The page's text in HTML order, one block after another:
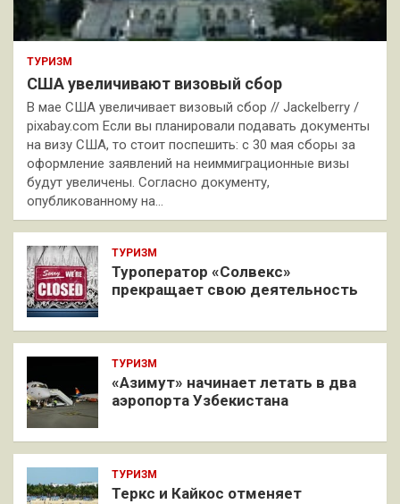
ТУРИЗМ
США увеличивают визовый сбор
В мае США увеличивает визовый сбор // Jackelberry /
pixabay.com Если вы планировали подавать документы
на визу США, то стоит поспешить: с 30 мая сборы за
оформление заявлений на неиммиграционные визы
будут увеличены. Согласно документу,
опубликованному на…
ТУРИЗМ
Туроператор «Солвекс»
прекращает свою деятельность
ТУРИЗМ
«Азимут» начинает летать в два
аэропорта Узбекистана
ТУРИЗМ
Теркс и Кайкос отменяет